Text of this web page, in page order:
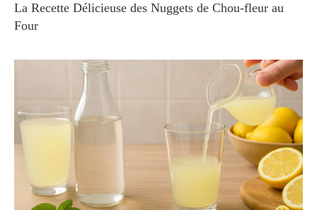
La Recette Délicieuse des Nuggets de Chou-fleur au
Four